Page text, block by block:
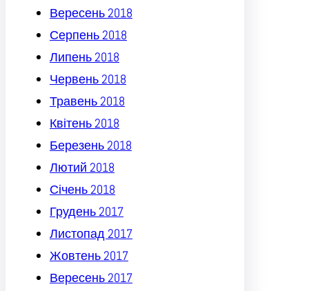
Вересень 2018
Серпень 2018
Липень 2018
Червень 2018
Травень 2018
Квітень 2018
Березень 2018
Лютий 2018
Січень 2018
Грудень 2017
Листопад 2017
Жовтень 2017
Вересень 2017